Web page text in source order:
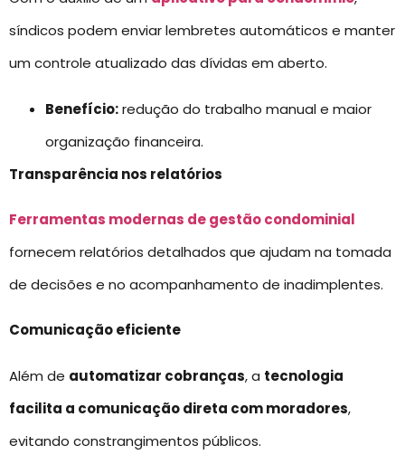
síndicos podem enviar lembretes automáticos e manter
um controle atualizado das dívidas em aberto.
Benefício:redução do trabalho manual e maior
organização financeira.
Transparência nos relatórios
Ferramentas modernas de gestão condominial
fornecem relatórios detalhados que ajudam na tomada
de decisões e no acompanhamento de inadimplentes.
Comunicação eficiente
Além de automatizar cobranças, a tecnologia
facilita a comunicação direta com moradores,
evitando constrangimentos públicos.